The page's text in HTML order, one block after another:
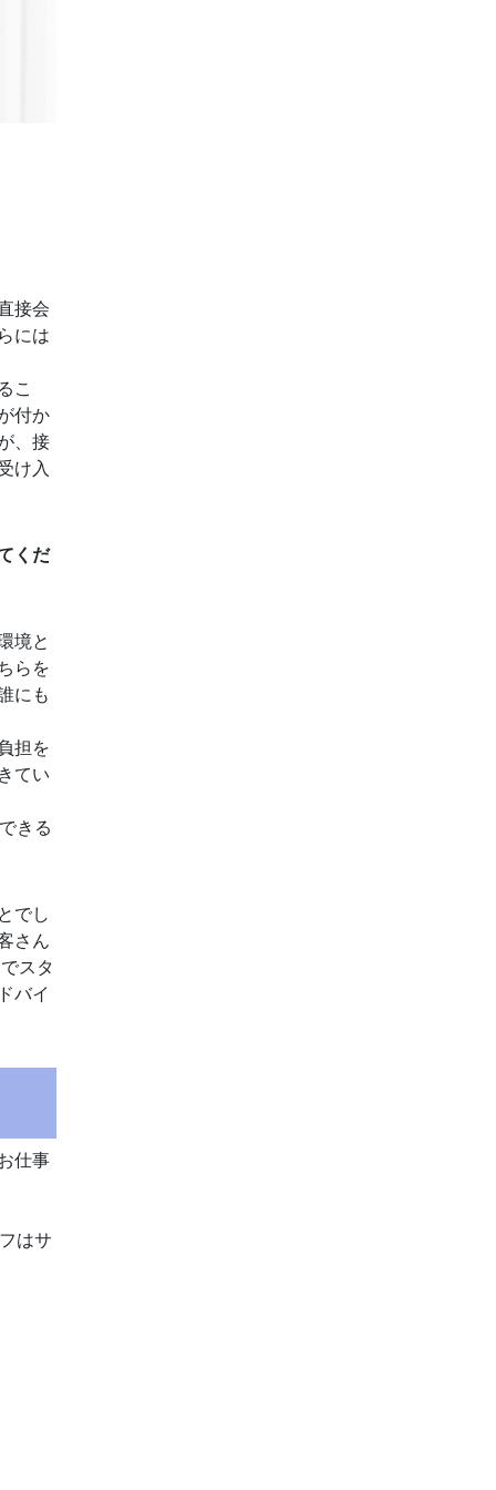
接会
には
こ
付か
、接
け入
くだ
境と
らを
にも
担を
てい
きる
でし
さん
スタ
バイ
仕事
はサ